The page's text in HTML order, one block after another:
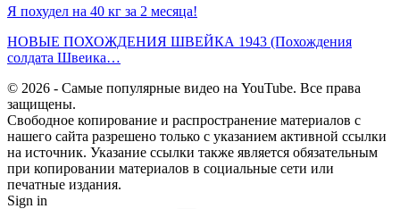
Я похудел на 40 кг за 2 месяца!
НОВЫЕ ПОХОЖДЕНИЯ ШВЕЙКА 1943 (Похождения
солдата Швеика…
© 2026 - Самые популярные видео на YouTube. Все права
защищены.
Свободное копирование и распространение материалов с
нашего сайта разрешено только с указанием активной ссылки
на источник. Указание ссылки также является обязательным
при копировании материалов в социальные сети или
печатные издания.
Sign in